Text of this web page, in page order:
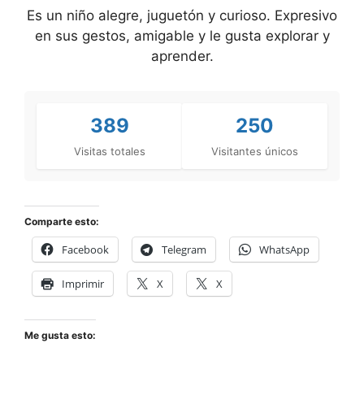
Es un niño alegre, juguetón y curioso. Expresivo
en sus gestos, amigable y le gusta explorar y
aprender.
389
Visitas totales
250
Visitantes únicos
Comparte esto:
Facebook Telegram WhatsApp
Imprimir X X
Me gusta esto: